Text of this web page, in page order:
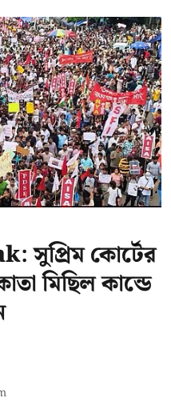
সুপ্রিম কোর্টের
মিছিল কান্ডে